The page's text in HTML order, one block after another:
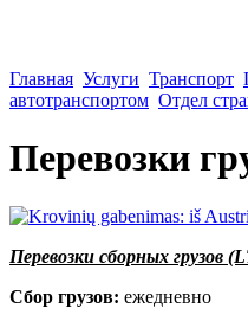
Главная Услуги Транспорт
автотранспортом Отдел
Перевозки
Перевозки сборных грузов
Сбор грузов: ежедневно